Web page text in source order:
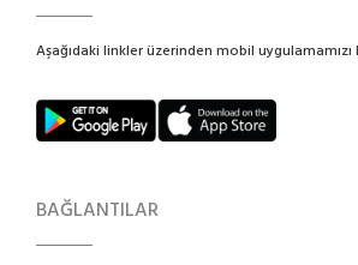
Aşağıdaki linkler üzerinden mobil
BAĞLANTILAR